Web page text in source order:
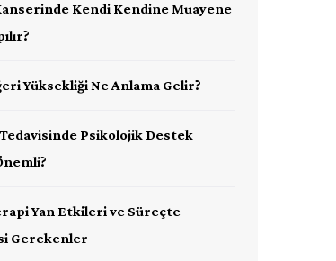
Kendi Kendine Muayene
Yüksekliği Ne Anlama Gelir?
Psikolojik Destek
Yan Etkileri ve Süreçte
Gerekenler